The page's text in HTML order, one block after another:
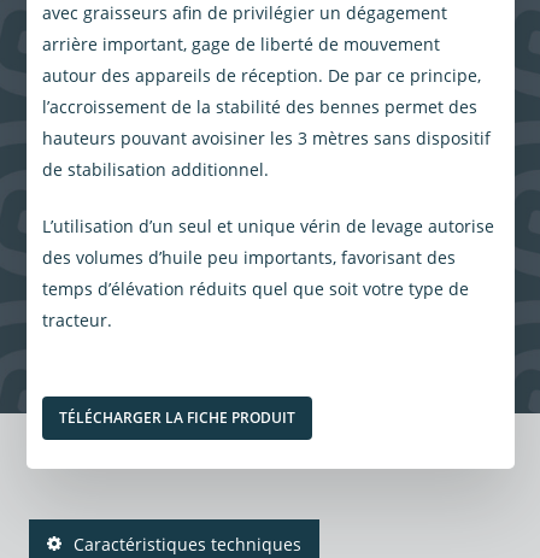
avec graisseurs afin de privilégier un dégagement
arrière important, gage de liberté de mouvement
autour des appareils de réception. De par ce principe,
l’accroissement de la stabilité des bennes permet des
hauteurs pouvant avoisiner les 3 mètres sans dispositif
de stabilisation additionnel.
L’utilisation d’un seul et unique vérin de levage autorise
des volumes d’huile peu importants, favorisant des
temps d’élévation réduits quel que soit votre type de
tracteur.
TÉLÉCHARGER LA FICHE PRODUIT
Caractéristiques techniques